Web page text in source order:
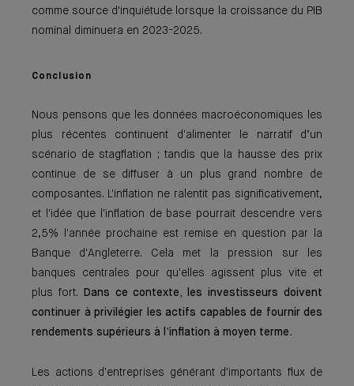
comme source d'inquiétude lorsque la croissance du PIB
nominal diminuera en 2023-2025.
Conclusion
Nous pensons que les données macroéconomiques les
plus récentes continuent d'alimenter le narratif d’un
scénario de stagflation ; tandis que la hausse des prix
continue de se diffuser à un plus grand nombre de
composantes. L'inflation ne ralentit pas significativement,
et l'idée que l'inflation de base pourrait descendre vers
2,5% l'année prochaine est remise en question par la
Banque d'Angleterre. Cela met la pression sur les
banques centrales pour qu'elles agissent plus vite et
plus fort.
Dans ce contexte, les investisseurs doivent
continuer à privilégier les actifs capables de fournir des
rendements supérieurs à l’inflation à moyen terme.
Les actions d'entreprises générant d'importants flux de